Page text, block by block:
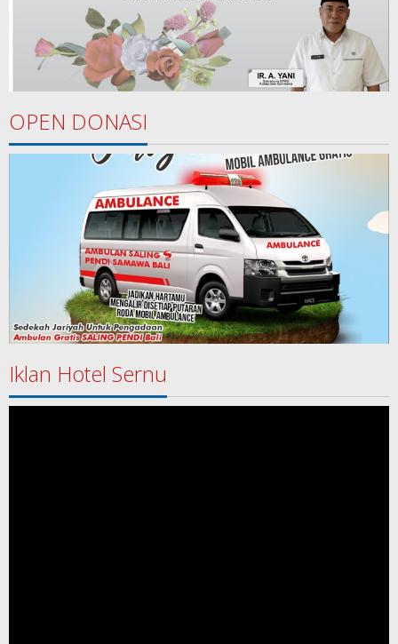
OPEN DONASI
Iklan Hotel Sernu